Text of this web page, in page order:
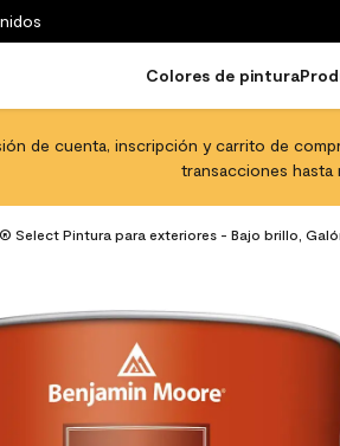
Colores de pintura
de cuenta, inscripción y carrito de
transacciones hasta
Select Pintura para exteriores - Bajo brillo,